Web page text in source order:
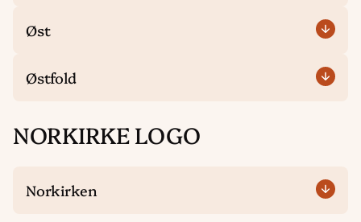
Øst
Østfold
NORKIRKE LOGO
Norkirken